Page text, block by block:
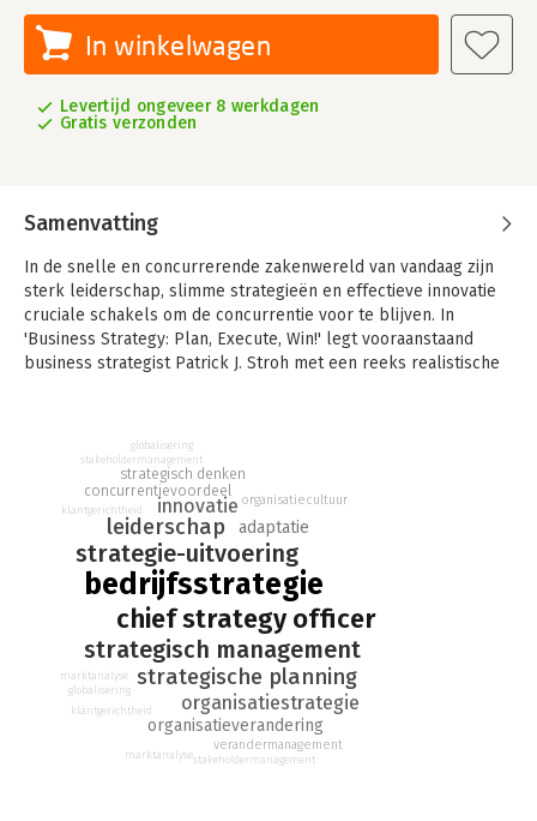
In winkelwagen
Levertijd ongeveer 8 werkdagen
Gratis verzonden
Samenvatting
In de snelle en concurrerende zakenwereld van vandaag zijn
sterk leiderschap, slimme strategieën en effectieve innovatie
cruciale schakels om de concurrentie voor te blijven. In
'Business Strategy: Plan, Execute, Win!' legt vooraanstaand
business strategist Patrick J. Stroh met een reeks realistische
"I wholeheartedly agree with Patrick Stroh: Good leaders
understand strategy and good strategists need to be good
leaders. Make this book a strategic tool for improving your
business strategy." — Harvey Mackay, author of the #1 New York
Times bestseller Swim With The Sharks Without Being Eaten
bedrijfsstrategie
chief strategy officer
strategisch management
strategie-uitvoering
strategische planning
leiderschap
innovatie
organisatiestrategie
organisatieverandering
adaptatie
concurrentievoordeel
strategisch denken
organisatiecultuur
verandermanagement
stakeholdermanagement
marktanalyse
klantgerichtheid
globalisering
stakeholdermanagement
marktanalyse
klantgerichtheid
globalisering